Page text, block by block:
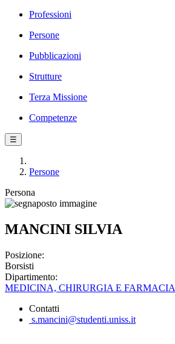
Professioni
Persone
Pubblicazioni
Strutture
Terza Missione
Competenze
☰
Persone
Persona
MANCINI SILVIA
Posizione:
Borsisti
Dipartimento:
MEDICINA, CHIRURGIA E FARMACIA
Contatti
s.mancini@studenti.uniss.it